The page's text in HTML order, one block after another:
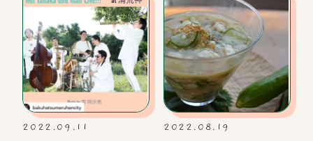
2022.09.11 2022.08.19